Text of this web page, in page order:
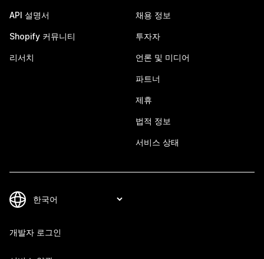
API 설명서
Shopify 커뮤니티
리서치
채용 정보
투자자
언론 및 미디어
파트너
제휴
법적 정보
서비스 상태
개발자 로그인